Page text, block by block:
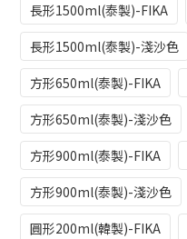
長形1500ml(泰製)-FIKA
長形1500ml(泰製)-淺沙色
方形650ml(泰製)-FIKA
方形650ml(泰製)-淺沙色
方形900ml(泰製)-FIKA
方形900ml(泰製)-淺沙色
圓形200ml(韓製)-FIKA